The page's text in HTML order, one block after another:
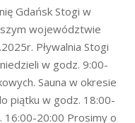
Gdańsk Stogi w
województwie
Pływalnia Stogi
w godz. 9:00-
Sauna w okresie
piątku w godz. 18:00-
16:00-20:00 Prosimy o